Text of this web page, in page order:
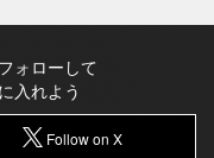
ォローして
入れよう
Follow on X